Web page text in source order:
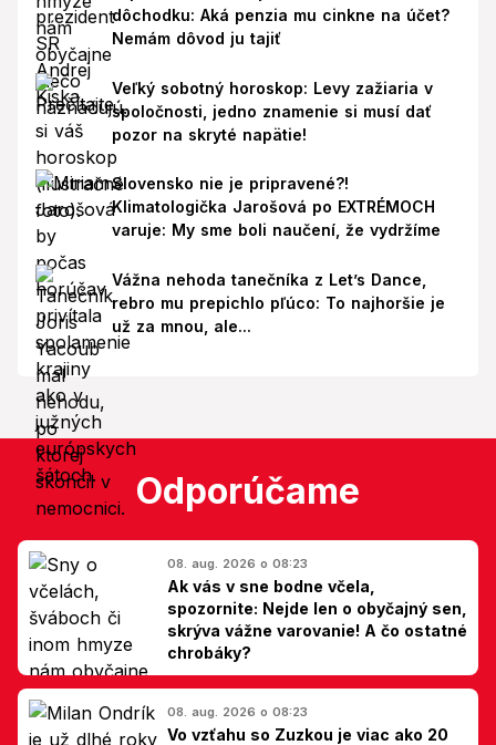
dôchodku: Aká penzia mu cinkne na účet?
Nemám dôvod ju tajiť
Veľký sobotný horoskop: Levy zažiaria v
spoločnosti, jedno znamenie si musí dať
pozor na skryté napätie!
Slovensko nie je pripravené?!
Klimatologička Jarošová po EXTRÉMOCH
varuje: My sme boli naučení, že vydržíme
Vážna nehoda tanečníka z Let’s Dance,
rebro mu prepichlo pľúco: To najhoršie je
už za mnou, ale...
Odporúčame
08. aug. 2026 o 08:23
Ak vás v sne bodne včela,
spozornite: Nejde len o obyčajný sen,
skrýva vážne varovanie! A čo ostatné
chrobáky?
08. aug. 2026 o 08:23
Vo vzťahu so Zuzkou je viac ako 20